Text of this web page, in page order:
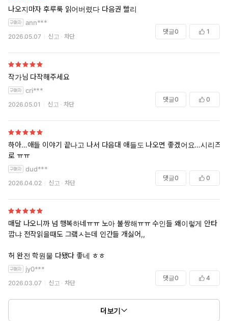
나오지마자 후루룩 읽어버렸다 다음권 빨리
ann***
2026.05.07 신고 차단
댓글0 1
작가님 다작해주세요
cri***
2026.05.01 신고 차단
댓글0 0
하아…애들 이야기 끝나고 나서 다음대 애들도 나오면 좋겠어요…시리즈
로 ㅠㅠ
dud***
2026.04.02 신고 차단
댓글0 0
매달 나오니까 넘 행복하네ㅠㅠ 노아 불쌍해ㅠㅠ 수인들 왜이렇게 안타
깝냐 전작읽을때도 그랰ㅅ는데 인간들 개싫어,,
허 완전 학원물 다됐다 좋네 ㅎㅎ
jy0***
2026.03.07 신고 차단
댓글0 4
더보기